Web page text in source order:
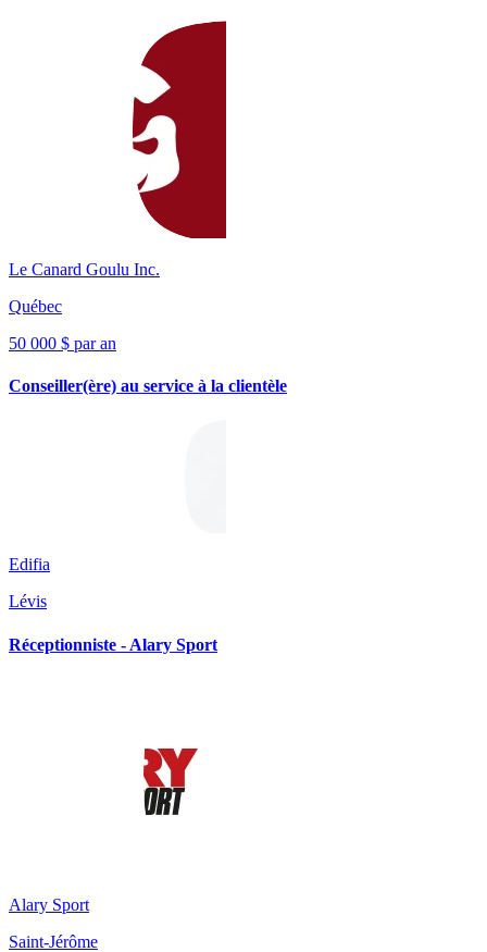
Le Canard Goulu Inc.
Québec
50 000 $ par an
Conseiller(ère) au service à la clientèle
Edifia
Lévis
Réceptionniste - Alary Sport
Alary Sport
Saint-Jérôme